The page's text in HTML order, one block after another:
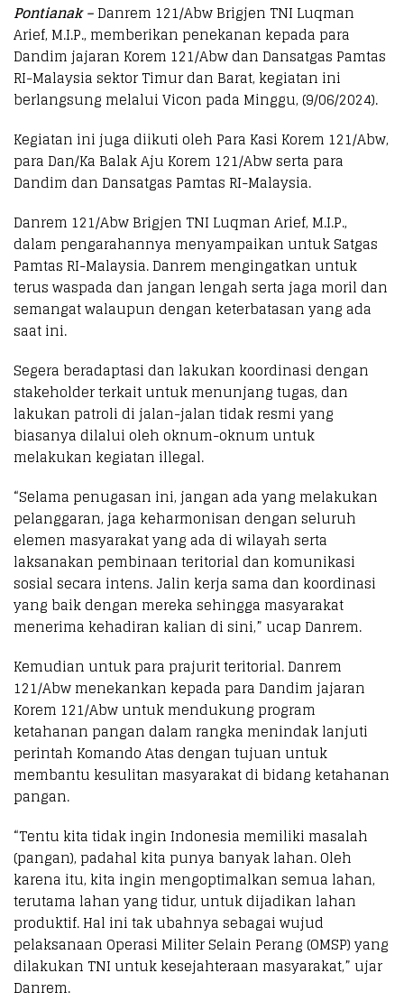
Pontianak –Danrem 121/Abw Brigjen TNI Luqman
Arief, M.I.P., memberikan penekanan kepada para
Dandim jajaran Korem 121/Abw dan Dansatgas Pamtas
RI-Malaysia sektor Timur dan Barat, kegiatan ini
berlangsung melalui Vicon pada Minggu, (9/06/2024).
Kegiatan ini juga diikuti oleh Para Kasi Korem 121/Abw,
para Dan/Ka Balak Aju Korem 121/Abw serta para
Dandim dan Dansatgas Pamtas RI-Malaysia.
Danrem 121/Abw Brigjen TNI Luqman Arief, M.I.P.,
dalam pengarahannya menyampaikan untuk Satgas
Pamtas RI-Malaysia. Danrem mengingatkan untuk
terus waspada dan jangan lengah serta jaga moril dan
semangat walaupun dengan keterbatasan yang ada
saat ini.
Segera beradaptasi dan lakukan koordinasi dengan
stakeholder terkait untuk menunjang tugas, dan
lakukan patroli di jalan-jalan tidak resmi yang
biasanya dilalui oleh oknum-oknum untuk
melakukan kegiatan illegal.
“Selama penugasan ini, jangan ada yang melakukan
pelanggaran, jaga keharmonisan dengan seluruh
elemen masyarakat yang ada di wilayah serta
laksanakan pembinaan teritorial dan komunikasi
sosial secara intens. Jalin kerja sama dan koordinasi
yang baik dengan mereka sehingga masyarakat
menerima kehadiran kalian di sini,” ucap Danrem.
Kemudian untuk para prajurit teritorial. Danrem
121/Abw menekankan kepada para Dandim jajaran
Korem 121/Abw untuk mendukung program
ketahanan pangan dalam rangka menindak lanjuti
perintah Komando Atas dengan tujuan untuk
membantu kesulitan masyarakat di bidang ketahanan
pangan.
“Tentu kita tidak ingin Indonesia memiliki masalah
(pangan), padahal kita punya banyak lahan. Oleh
karena itu, kita ingin mengoptimalkan semua lahan,
terutama lahan yang tidur, untuk dijadikan lahan
produktif. Hal ini tak ubahnya sebagai wujud
pelaksanaan Operasi Militer Selain Perang (OMSP) yang
dilakukan TNI untuk kesejahteraan masyarakat,” ujar
Danrem.